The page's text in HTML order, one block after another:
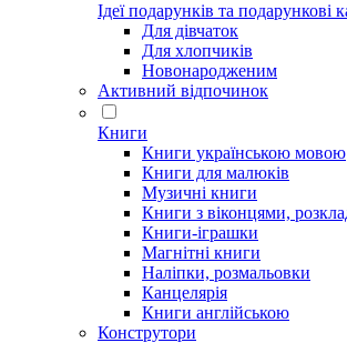
Ідеї ​​подарунків та подарункові
Для дівчаток
Для хлопчиків
Новонародженим
Активний відпочинок
Книги
Книги українською мовою
Книги для малюків
Музичні книги
Книги з віконцями,
Книги-іграшки
Магнітні книги
Наліпки, розмальовки
Канцелярія
Книги англійською
Конструтори